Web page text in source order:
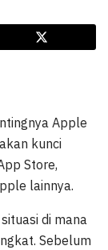
Apple
kunci
Store,
lainnya.
di mana
Sebelum